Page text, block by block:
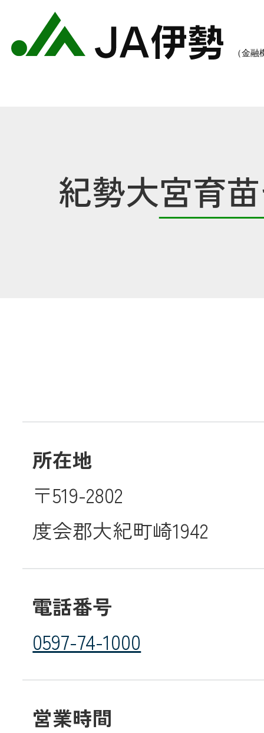
農業のご案内 各種手数料一覧 各種
農業
食
JAバンク
くらし
JA伊勢について
紀勢大宮育
所在地
〒519-2802
度会郡大紀町崎1942
電話番号
0597-74-1000
営業時間